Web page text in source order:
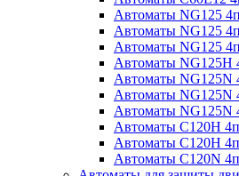
Автоматы NG125
Автоматы NG125
Автоматы NG125
Автоматы NG125H
Автоматы NG125N
Автоматы NG125N
Автоматы NG125N
Автоматы С120H
Автоматы С120H
Автоматы С120N